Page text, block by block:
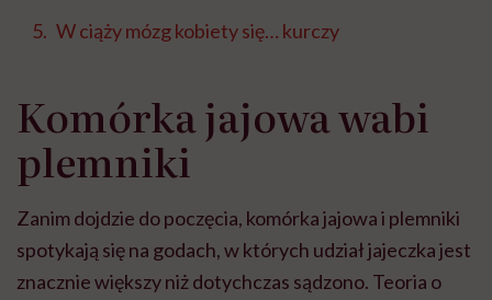
W ciąży mózg kobiety się… kurczy
Komórka jajowa wabi
plemniki
Zanim dojdzie do poczęcia, komórka jajowa i plemniki
spotykają się na godach, w których udział jajeczka jest
znacznie większy niż dotychczas sądzono. Teoria o